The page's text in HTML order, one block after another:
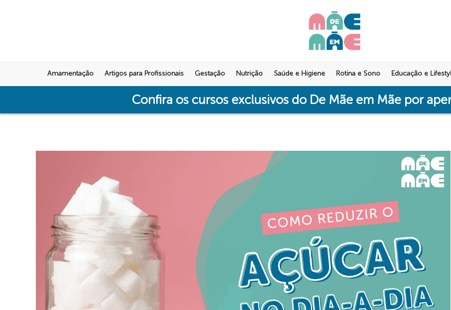
Amamentação Artigos para Profissionais Gestação Nutrição Saúde e Higiene Rotina e Sono Educação e
Confira os cursos exclusivos do De Mãe em Mãe por